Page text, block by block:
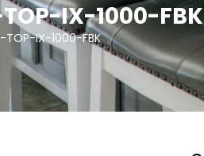
IX-1000-FBK
TOP-IX-1000-FBK